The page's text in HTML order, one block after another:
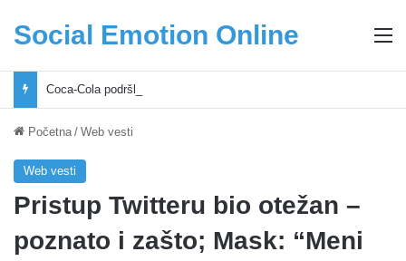
Social Emotion Online
Početna / Web vesti
Web vesti
Pristup Twitteru bio otežan –
poznato i zašto; Mask: “Meni